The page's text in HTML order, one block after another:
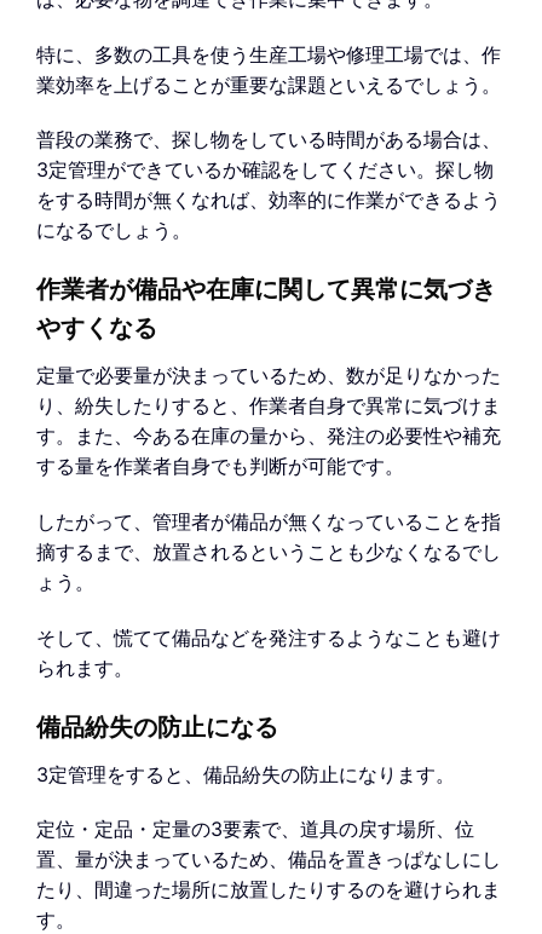
特に、多数の工具を使う生産工場や修理工場では、作
業効率を上げることが重要な課題といえるでしょう。
普段の業務で、探し物をしている時間がある場合は、
3定管理ができているか確認をしてください。探し物
をする時間が無くなれば、効率的に作業ができるよう
になるでしょう。
作業者が備品や在庫に関して異常に気づき
やすくなる
定量で必要量が決まっているため、数が足りなかった
り、紛失したりすると、作業者自身で異常に気づけま
す。また、今ある在庫の量から、発注の必要性や補充
する量を作業者自身でも判断が可能です。
したがって、管理者が備品が無くなっていることを指
摘するまで、放置されるということも少なくなるでし
ょう。
そして、慌てて備品などを発注するようなことも避け
られます。
備品紛失の防止になる
3定管理をすると、備品紛失の防止になります。
定位・定品・定量の3要素で、道具の戻す場所、位
置、量が決まっているため、備品を置きっぱなしにし
たり、間違った場所に放置したりするのを避けられま
す。